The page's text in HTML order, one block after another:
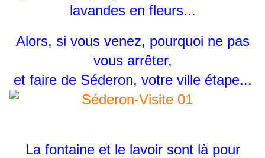
lavandes en fleurs...
Alors, si vous venez, pourquoi ne pas
vous arrêter,
et faire de Séderon, votre ville étape...
La fontaine et le lavoir sont là pour